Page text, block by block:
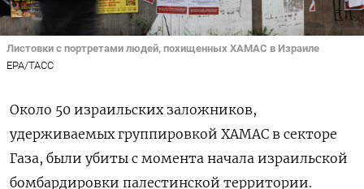
Листовки с портретами людей, похищенных ХАМАС в Израиле
EPA/ТАСС
Около 50 израильских заложников,
удерживаемых группировкой ХАМАС в секторе
Газа, были убиты с момента начала израильской
бомбардировки палестинской территории.